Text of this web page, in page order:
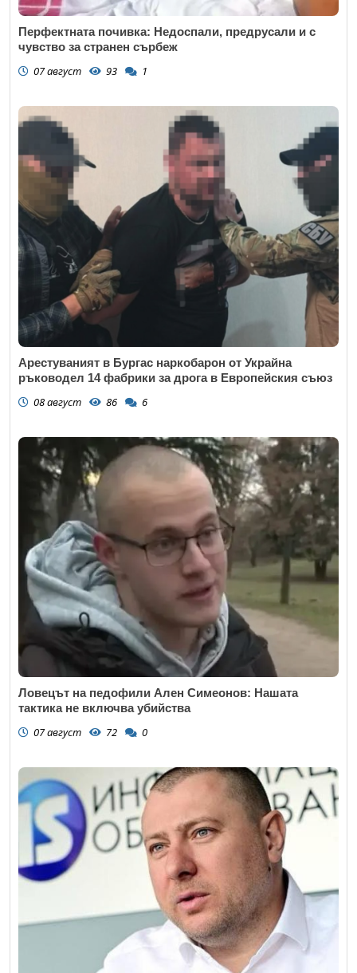
Перфектната почивка: Недоспали, предрусали и с
чувство за странен сърбеж
07 август 93 1
Арестуваният в Бургас наркобарон от Украйна
ръководел 14 фабрики за дрога в Европейския съюз
08 август 86 6
Ловецът на педофили Ален Симеонов: Нашата
тактика не включва убийства
07 август 72 0